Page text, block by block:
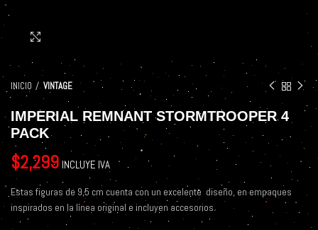
INICIO VINTAGE
IMPERIAL REMNANT STORMTROOPER 4
PACK
$2,299 INCLUYE IVA
Estas figuras de 9,5 cm cuenta con un excelente diseño, en empaques
inspirados en la línea original e incluyen accesorios.